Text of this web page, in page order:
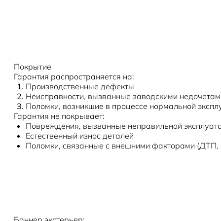
Покрытие
Гарантия распространяется на:
Производственные дефекты
Неисправности, вызванные заводскими
Поломки, возникшие в процессе нормальной
Гарантия не покрывает:
Повреждения, вызванные неправильной
Естественный износ деталей
Поломки, связанные с внешними факторами (ДТП,